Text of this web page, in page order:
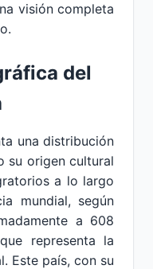
visión completa
del
una distribución
su origen cultural
a lo largo
mundial, según
a 608
representa la
Este país, con su